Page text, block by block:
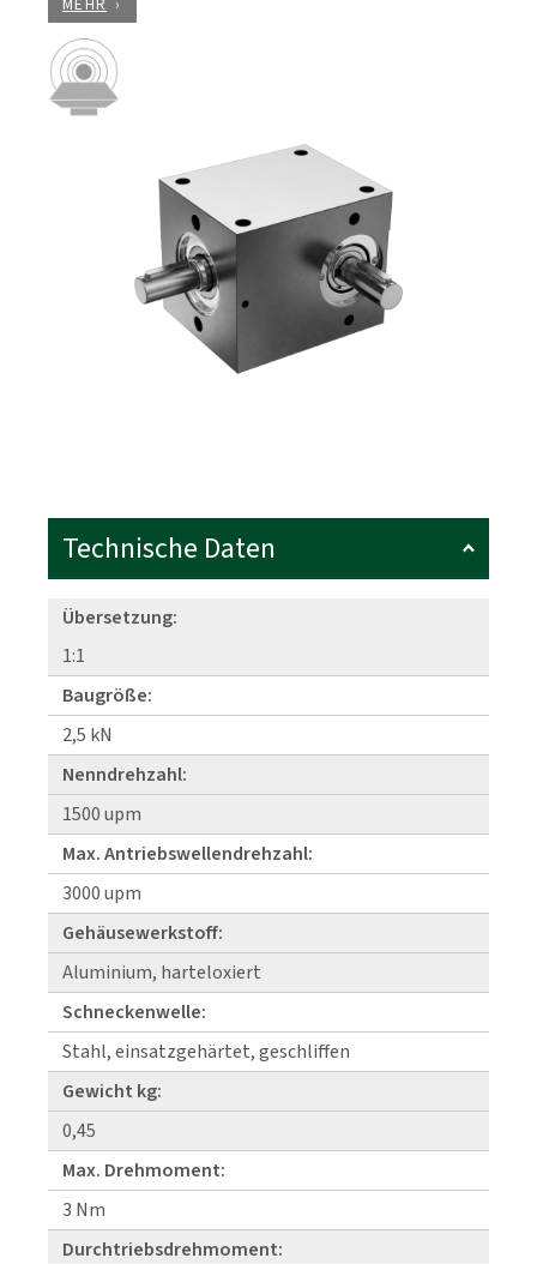
MEHR
Technische Daten
Übersetzung:
1:1
Baugröße:
2,5 kN
Nenndrehzahl:
1500 upm
Max. Antriebswellendrehzahl:
3000 upm
Gehäusewerkstoff:
Aluminium, harteloxiert
Schneckenwelle:
Stahl, einsatzgehärtet, geschliffen
Gewicht kg:
0,45
Max. Drehmoment:
3 Nm
Durchtriebsdrehmoment: